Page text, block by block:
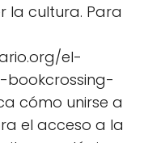
la cultura. Para
el-
cómo unirse a
el acceso a la